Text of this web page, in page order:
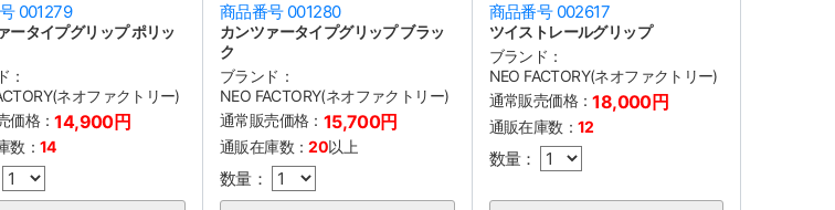
001279
ータイプグリップ ポリッ
：
ネオファクトリー)
価格：14,900円
数： 14
商品番号 001280
カンツァータイプグリップ ブラッ
ク
ブランド：
NEO FACTORY(ネオファクトリー)
通常販売価格： 15,700円
通販在庫数：20以上
数量：
商品番号 002617
ツイストレールグリップ
ブランド：
NEO FACTORY(ネオファクトリー)
通常販売価格：18,000円
通販在庫数： 12
数量：